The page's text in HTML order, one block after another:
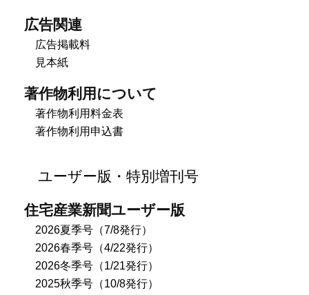
広告関連
広告掲載料
見本紙
著作物利用について
著作物利用料金表
著作物利用申込書
ユーザー版・特別増刊号
住宅産業新聞ユーザー版
2026夏季号（7/8発行）
2026春季号（4/22発行）
2026冬季号（1/21発行）
2025秋季号（10/8発行）